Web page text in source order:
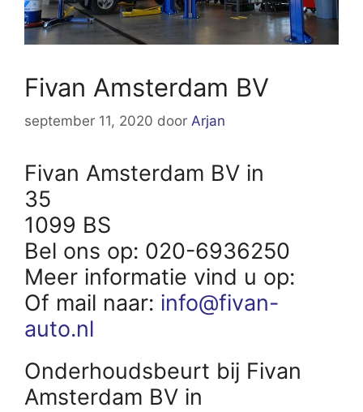
Fivan Amsterdam BV
september 11, 2020 door Arjan
Fivan Amsterdam BV in
35
1099 BS
Bel ons op: 020-6936250
Meer informatie vind u op:
Of mail naar: info@fivan-
auto.nl
Onderhoudsbeurt bij Fivan
Amsterdam BV in